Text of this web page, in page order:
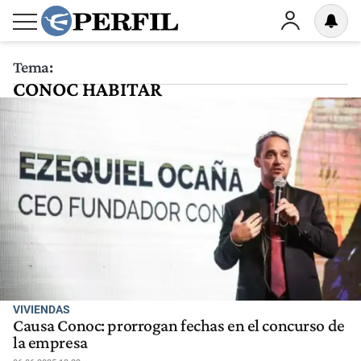
Tema:
CONOC HABITAR
VIVIENDAS
Causa Conoc: prorrogan fechas en el concurso de
la empresa